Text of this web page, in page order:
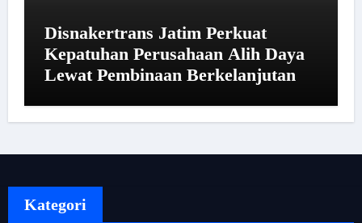
Disnakertrans Jatim Perkuat
Kepatuhan Perusahaan Alih Daya
Lewat Pembinaan Berkelanjutan
Kategori